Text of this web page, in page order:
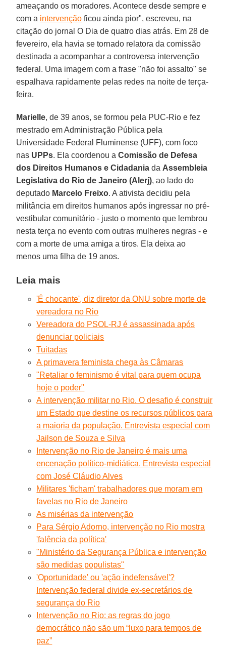
ameaçando os moradores. Acontece desde sempre e
com a intervenção ficou ainda pior", escreveu, na
citação do jornal O Dia de quatro dias atrás. Em 28 de
fevereiro, ela havia se tornado relatora da comissão
destinada a acompanhar a controversa intervenção
federal. Uma imagem com a frase "não foi assalto" se
espalhava rapidamente pelas redes na noite de terça-
feira.
Marielle, de 39 anos, se formou pela PUC-Rio e fez
mestrado em Administração Pública pela
Universidade Federal Fluminense (UFF), com foco
nas UPPs. Ela coordenou aComissão de Defesa
dos Direitos Humanos e Cidadania da Assembleia
Legislativa do Rio de Janeiro (Alerj), ao lado do
deputado Marcelo Freixo. A ativista decidiu pela
militância em direitos humanos após ingressar no pré-
vestibular comunitário - justo o momento que lembrou
nesta terça no evento com outras mulheres negras - e
com a morte de uma amiga a tiros. Ela deixa ao
menos uma filha de 19 anos.
Leia mais
'É chocante', diz diretor da ONU sobre morte de
vereadora no Rio
Vereadora do PSOL-RJ é assassinada após
denunciar policiais
Tuitadas
A primavera feminista chega às Câmaras
"Retaliar o feminismo é vital para quem ocupa
hoje o poder"
A intervenção militar no Rio. O desafio é construir
um Estado que destine os recursos públicos para
a maioria da população. Entrevista especial com
Jailson de Souza e Silva
Intervenção no Rio de Janeiro é mais uma
encenação político-midiática. Entrevista especial
com José Cláudio Alves
Militares 'ficham' trabalhadores que moram em
favelas no Rio de Janeiro
As misérias da intervenção
Para Sérgio Adorno, intervenção no Rio mostra
'falência da política'
"Ministério da Segurança Pública e intervenção
são medidas populistas"
'Oportunidade' ou 'ação indefensável'?
Intervenção federal divide ex-secretários de
segurança do Rio
Intervenção no Rio: as regras do jogo
democrático não são um “luxo para tempos de
paz”